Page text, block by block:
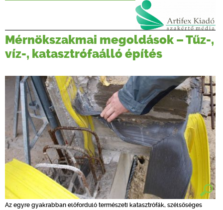
ONLINE KÉPZÉSEK
TERVEZÉSI SEGÉDLETEK
Mérnökszakmai megoldások – Tűz-,
víz-, katasztrófaálló építés
Az egyre gyakrabban előforduló természeti katasztrófák, szélsőséges